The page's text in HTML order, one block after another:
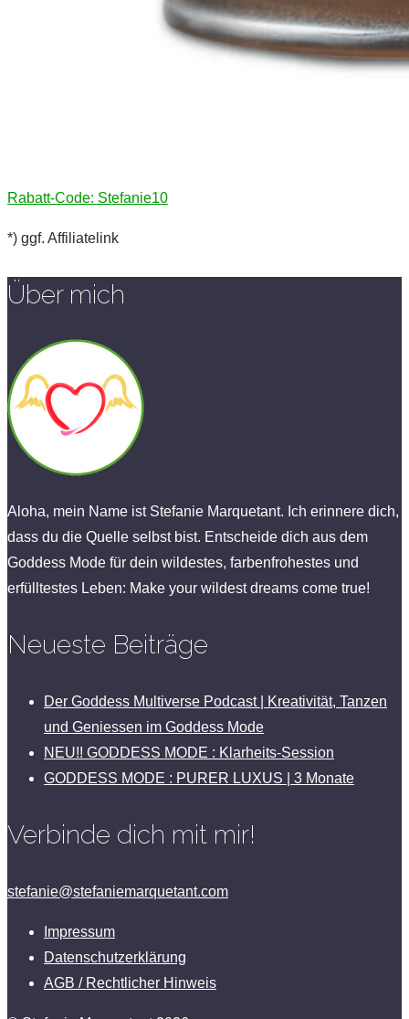
Rabatt-Code: Stefanie10
*) ggf. Affiliatelink
Über mich
Aloha, mein Name ist Stefanie Marquetant. Ich erinnere dich,
dass du die Quelle selbst bist. Entscheide dich aus dem
Goddess Mode für dein wildestes, farbenfrohestes und
erfülltestes Leben: Make your wildest dreams come true!
Neueste Beiträge
Der Goddess Multiverse Podcast | Kreativität, Tanzen
und Geniessen im Goddess Mode
NEU!! GODDESS MODE : Klarheits-Session
GODDESS MODE : PURER LUXUS | 3 Monate
Verbinde dich mit mir!
stefanie@stefaniemarquetant.com
Impressum
Datenschutzerklärung
AGB / Rechtlicher Hinweis